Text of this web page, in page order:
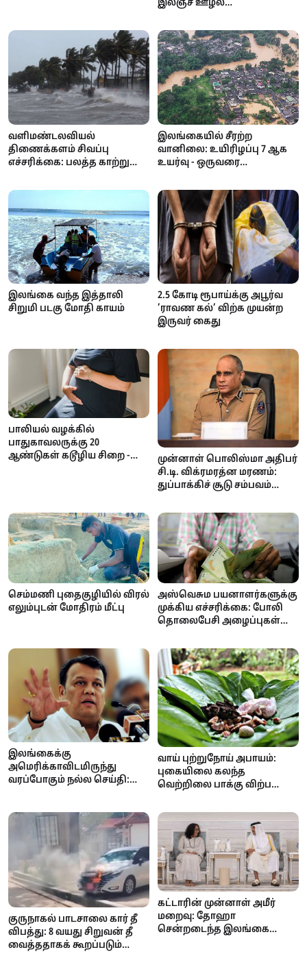
இலஞ்ச ஊழல்
வாக்குமூலம் அளிக்க
வந்தபோது அதிரடி!
வளிமண்டலவியல்
திணைக்களம் சிவப்பு
எச்சரிக்கை: பலத்த காற்று
- மீனவர்களுக்கு முக்கிய
இலங்கையில் சீரற்ற
வானிலை: உயிரிழப்பு 7 ஆக
உயர்வு - ஒருவரை
நுவரெலியா
பாடசாலைகளுக்கு விடுமுறை
இலங்கை வந்த இத்தாலி
சிறுமி படகு மோதி காயம்
2.5 கோடி ரூபாய்க்கு அபூர்வ
’ராவண கல்’ விற்க முயன்ற
இருவர் கைது
பாலியல் வழக்கில்
பாதுகாவலருக்கு 20
ஆண்டுகள் கடூழிய சிறை -
முன்னாள் பொலிஸ்மா அதிபர்
சி.டி. விக்ரமரத்ன மரணம்:
துப்பாக்கிச் சூடு சம்பவம்
ஆரம்பம்
செம்மணி புதைகுழியில் விரல்
எலும்புடன் மோதிரம் மீட்பு
அஸ்வெசும பயனாளர்களுக்கு
முக்கிய எச்சரிக்கை: போலி
தொலைபேசி அழைப்புகள்
இலங்கைக்கு
அமெரிக்காவிடமிருந்து
வரப்போகும் நல்ல செய்தி:
வாய் புற்றுநோய் அபாயம்:
புகையிலை கலந்த
வெற்றிலை பாக்கு விற்பனை
தடை..
குருநாகல் பாடசாலை கார் தீ
விபத்து: 8 வயது சிறுவன் தீ
வைத்ததாகக் கூறப்படும்
கட்டாரின் முன்னாள் அமீர்
மறைவு: தோஹா
சென்றடைந்த இலங்கை